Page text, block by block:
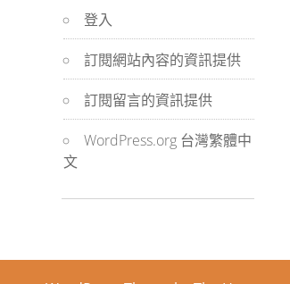
登入
訂閱網站內容的資訊提供
訂閱留言的資訊提供
WordPress.org 台灣繁體中
文